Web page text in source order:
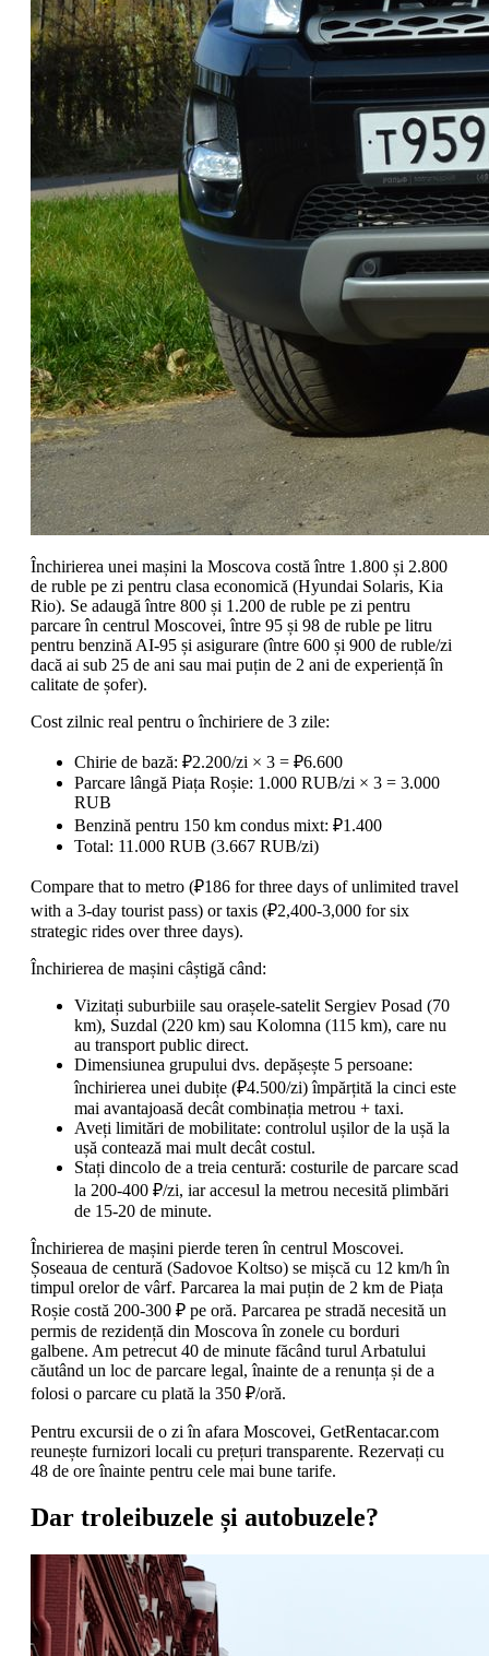
Închirierea unei mașini la Moscova costă între 1.800 și 2.800
de ruble pe zi pentru clasa economică (Hyundai Solaris, Kia
Rio). Se adaugă între 800 și 1.200 de ruble pe zi pentru
parcare în centrul Moscovei, între 95 și 98 de ruble pe litru
pentru benzină AI-95 și asigurare (între 600 și 900 de ruble/zi
dacă ai sub 25 de ani sau mai puțin de 2 ani de experiență în
calitate de șofer).
Cost zilnic real pentru o închiriere de 3 zile:
Chirie de bază: ₽2.200/zi × 3 = ₽6.600
Parcare lângă Piața Roșie: 1.000 RUB/zi × 3 = 3.000
RUB
Benzină pentru 150 km condus mixt: ₽1.400
Total: 11.000 RUB (3.667 RUB/zi)
Compare that to metro (₽186 for three days of unlimited travel
with a 3-day tourist pass) or taxis (₽2,400-3,000 for six
strategic rides over three days).
Închirierea de mașini câștigă când:
Vizitați suburbiile sau orașele-satelit Sergiev Posad (70
km), Suzdal (220 km) sau Kolomna (115 km), care nu
au transport public direct.
Dimensiunea grupului dvs. depășește 5 persoane:
închirierea unei dubițe (₽4.500/zi) împărțită la cinci este
mai avantajoasă decât combinația metrou + taxi.
Aveți limitări de mobilitate: controlul ușilor de la ușă la
ușă contează mai mult decât costul.
Stați dincolo de a treia centură: costurile de parcare scad
la 200-400 ₽/zi, iar accesul la metrou necesită plimbări
de 15-20 de minute.
Închirierea de mașini pierde teren în centrul Moscovei.
Șoseaua de centură (Sadovoe Koltso) se mișcă cu 12 km/h în
timpul orelor de vârf. Parcarea la mai puțin de 2 km de Piața
Roșie costă 200-300 ₽ pe oră. Parcarea pe stradă necesită un
permis de rezidență din Moscova în zonele cu borduri
galbene. Am petrecut 40 de minute făcând turul Arbatului
căutând un loc de parcare legal, înainte de a renunța și de a
folosi o parcare cu plată la 350 ₽/oră.
Pentru excursii de o zi în afara Moscovei, GetRentacar.com
reunește furnizori locali cu prețuri transparente. Rezervați cu
48 de ore înainte pentru cele mai bune tarife.
Dar troleibuzele și autobuzele?